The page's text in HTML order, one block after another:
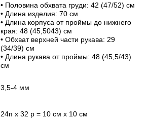
• Половина обхвата груди: 42 (47/52) см
• Длина изделия: 70 см
• Длина корпуса от проймы до нижнего
края: 48 (45,5043) см
• Обхват верхней части рукава: 29
(34/39) см
• Длина рукава от проймы: 48 (45,5/43)
см
3,5-4 мм
24п х 32 р = 10 см х 10 см